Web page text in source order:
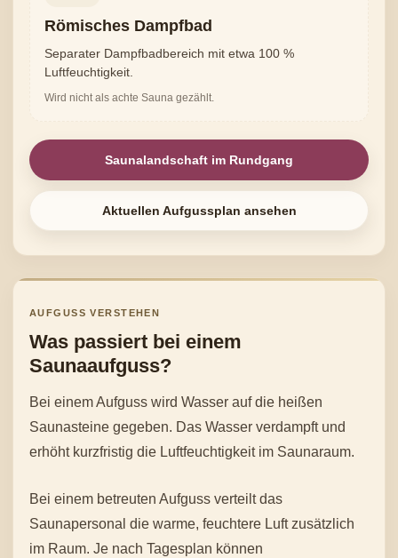
Römisches Dampfbad
Separater Dampfbadbereich mit etwa 100 %
Luftfeuchtigkeit.
Wird nicht als achte Sauna gezählt.
Saunalandschaft im Rundgang
Aktuellen Aufgussplan ansehen
AUFGUSS VERSTEHEN
Was passiert bei einem
Saunaaufguss?
Bei einem Aufguss wird Wasser auf die heißen
Saunasteine gegeben. Das Wasser verdampft und
erhöht kurzfristig die Luftfeuchtigkeit im Saunaraum.
Bei einem betreuten Aufguss verteilt das
Saunapersonal die warme, feuchtere Luft zusätzlich
im Raum. Je nach Tagesplan können